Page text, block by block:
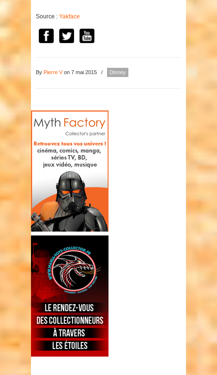
Source : Yakface
By Pierre Von 7 mai 2015 / Disney